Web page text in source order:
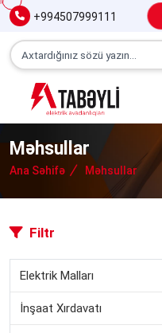
+994507999111
Məhsullar
Ana Səhifə Məhsullar
Filtr
Elektrik Malları
İnşaat Xırdavatı